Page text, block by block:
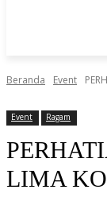
Beranda Event
Event Ragam
LIMA